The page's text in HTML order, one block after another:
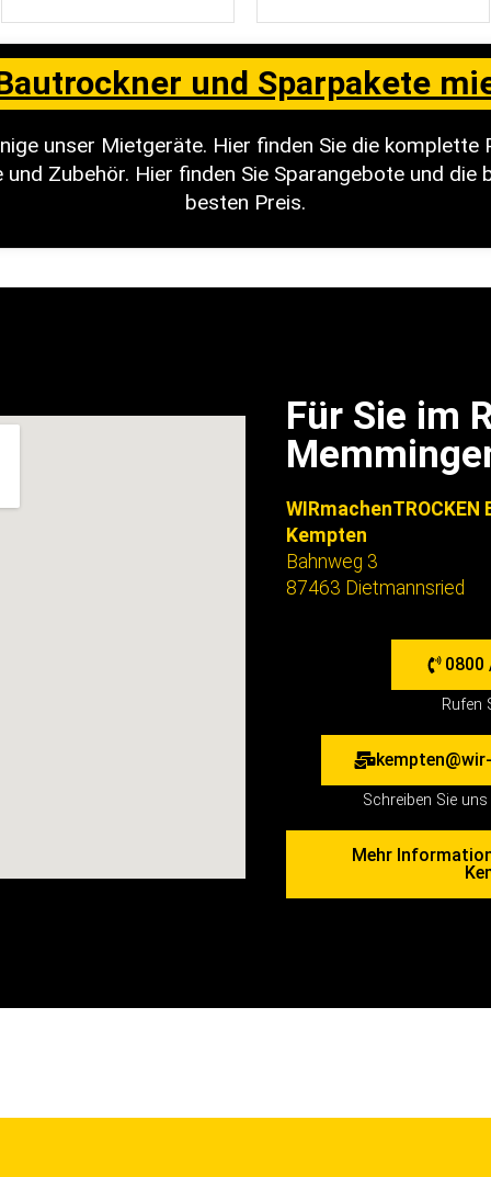
und Sparpakete
unser Mietgeräte. Hier finden Sie die komplette
Zubehör. Hier finden Sie Sparangebote und die
besten Preis.
Für Sie im
Kempten
Bahnweg 3
87463 Dietmannsried
0800
Rufen
Schreiben Sie
Mehr